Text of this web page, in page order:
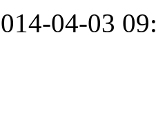
04-03